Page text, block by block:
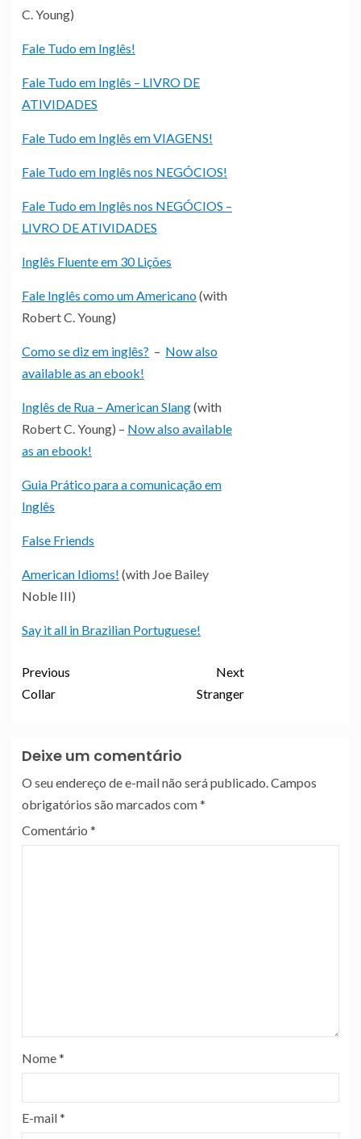
C. Young)
Fale Tudo em Inglês!
Fale Tudo em Inglês – LIVRO DE
ATIVIDADES
Fale Tudo em Inglês em VIAGENS!
Fale Tudo em Inglês nos NEGÓCIOS!
Fale Tudo em Inglês nos NEGÓCIOS –
LIVRO DE ATIVIDADES
Inglês Fluente em 30 Lições
Fale Inglês como um Americano(with
Robert C. Young)
Como se diz em inglês? – Now also
available as an ebook!
Inglês de Rua – American Slang(with
Robert C. Young) – Now also available
as an ebook!
Guia Prático para a comunicação em
Inglês
False Friends
American Idioms! (with Joe Bailey
Noble III)
Say it all in Brazilian Portuguese!
Previous
Collar
Next
Stranger
Deixe um comentário
O seu endereço de e-mail não será publicado.Campos
obrigatórios são marcados com*
Comentário *
Nome*
E-mail*